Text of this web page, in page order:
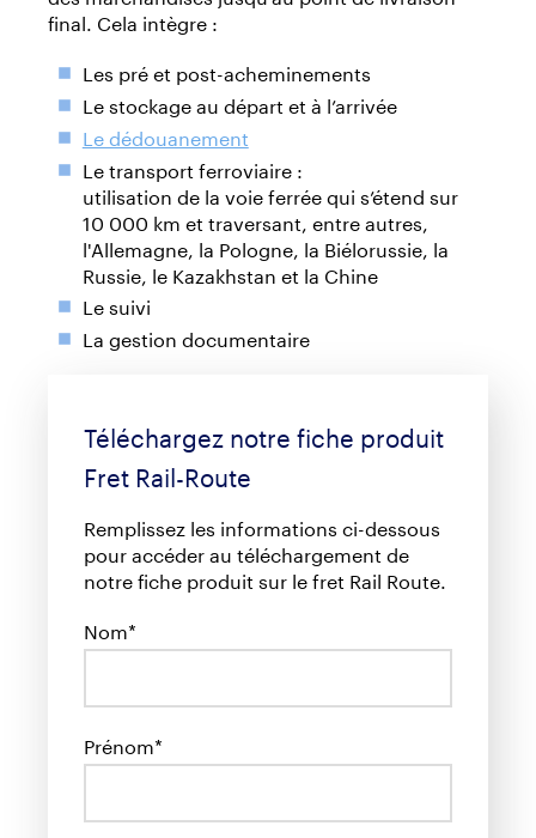
final. Cela intègre :
Les pré et post-acheminements
Le stockage au départ et à l’arrivée
Le dédouanement
Le transport ferroviaire :
utilisation de la voie ferrée qui s’étend sur
10 000 km et traversant, entre autres,
l'Allemagne, la Pologne, la Biélorussie, la
Russie, le Kazakhstan et la Chine
Le suivi
La gestion documentaire
Téléchargez notre fiche produit
Fret Rail-Route
Remplissez les informations ci-dessous
pour accéder au téléchargement de
notre fiche produit sur le fret Rail Route.
Nom*
Prénom*